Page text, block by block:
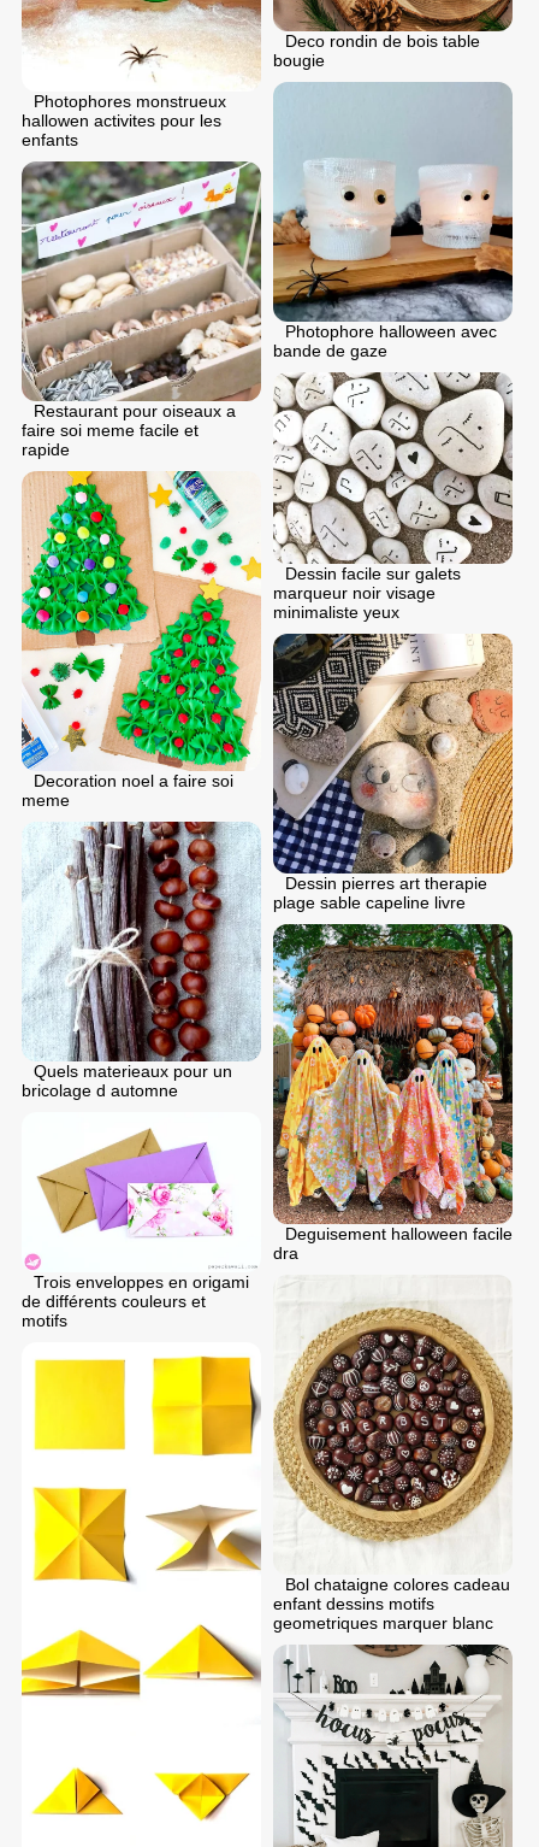
Photophores monstrueux
hallowen activites pour les
enfants
Deco rondin de bois table
bougie
Photophore halloween avec
bande de gaze
Restaurant pour oiseaux a
faire soi meme facile et
rapide
Dessin facile sur galets
marqueur noir visage
minimaliste yeux
Decoration noel a faire soi
meme
Dessin pierres art therapie
plage sable capeline livre
Quels materieaux pour un
bricolage d automne
Deguisement halloween facile
dra
Trois enveloppes en origami
de différents couleurs et
motifs
Bol chataigne colores cadeau
enfant dessins motifs
geometriques marquer blanc